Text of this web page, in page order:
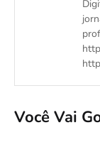
Você Vai